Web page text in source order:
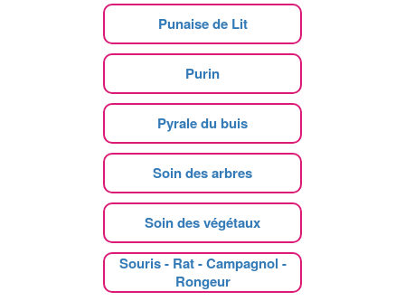
Punaise de Lit
Purin
Pyrale du buis
Soin des arbres
Soin des végétaux
Souris - Rat - Campagnol -
Rongeur